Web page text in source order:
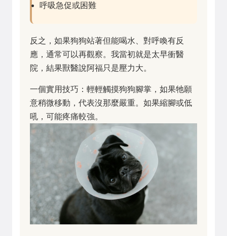
呼吸急促或困難
反之，如果狗狗站著但能喝水、對呼喚有反
應，通常可以再觀察。我當初就是太早衝醫
院，結果獸醫說阿福只是壓力大。
一個實用技巧：輕輕觸摸狗狗腳掌，如果牠願
意稍微移動，代表沒那麼嚴重。如果縮腳或低
吼，可能疼痛較強。